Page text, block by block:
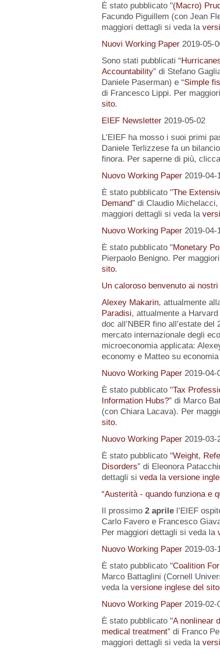
È stato pubblicato "(Macro)
Facundo Piguillem (con Jean
maggiori dettagli si veda la
Nuovi Working Paper 2019-05-
Sono stati pubblicati “
Accountability” di Stefano
Daniele Paserman) e “Simple
di Francesco Lippi. Per
sito.
EIEF Newsletter 2019-05-02
L’EIEF ha mosso i suoi primi
Daniele Terlizzese fa un
finora. Per saperne di più,
Nuovo Working Paper 2019-04-
È stato pubblicato "The
Demand” di Claudio
maggiori dettagli si veda la
Nuovo Working Paper 2019-04-
È stato pubblicato "Monetary
Pierpaolo Benigno. Per
sito.
Un caloroso benvenuto ai
Alexey Makarin, attualmente
Paradisi, attualmente a
doc all’NBER fino all’estate
mercato internazionale degli
microeconomia applicata:
economy e Matteo su
Nuovo Working Paper 2019-04-
È stato pubblicato "Tax
Information Hubs?” di Marco
(con Chiara Lacava). Per
sito.
Nuovo Working Paper 2019-03-
È stato pubblicato "Weight,
Disorders” di Eleonora
dettagli si veda la versione
“Austerità - quando funziona e
Il prossimo 2 aprilel’EIEF
Carlo Favero e Francesco
Per maggiori dettagli si veda la
Nuovo Working Paper 2019-03-
È stato pubblicato "Coalition
Marco Battaglini (Cornell
veda la versione inglese del sito
Nuovo Working Paper 2019-02-
È stato pubblicato "A nonlinear
medical treatment” di Franco
maggiori dettagli si veda la